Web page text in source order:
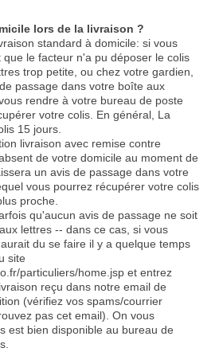
lors de la livraison ?
standard à domicile: si vous
le facteur n'a pu déposer le colis
trop petite, ou chez votre gardien,
passage dans votre boîte aux
rendre à votre bureau de poste
votre colis. En général, La
15 jours.
livraison avec remise contre
de votre domicile au moment de
un avis de passage dans votre
vous pourrez récupérer votre colis
proche.
qu'aucun avis de passage ne soit
lettres -- dans ce cas, si vous
du se faire il y a quelque temps
site
particuliers/home.jsp et entrez
reçu dans notre email de
(vérifiez vos spams/courrier
pas cet email). On vous
est bien disponible au bureau de